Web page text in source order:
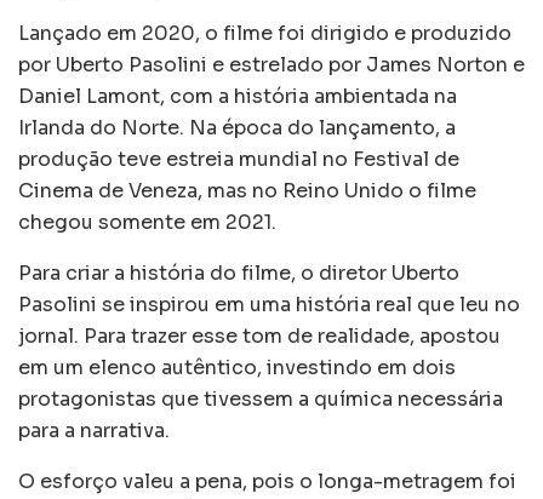
Lançado em 2020, o filme foi dirigido e produzido
por Uberto Pasolini e estrelado por James Norton e
Daniel Lamont, com a história ambientada na
Irlanda do Norte. Na época do lançamento, a
produção teve estreia mundial no Festival de
Cinema de Veneza, mas no Reino Unido o filme
chegou somente em 2021.
Para criar a história do filme, o diretor Uberto
Pasolini se inspirou em uma história real que leu no
jornal. Para trazer esse tom de realidade, apostou
em um elenco autêntico, investindo em dois
protagonistas que tivessem a química necessária
para a narrativa.
O esforço valeu a pena, pois o longa-metragem foi